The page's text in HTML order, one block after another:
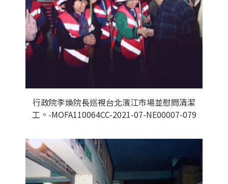
行政院李煥院長巡視台北濱江市場並慰問清潔
工。-MOFA110064CC-2021-07-NE00007-079